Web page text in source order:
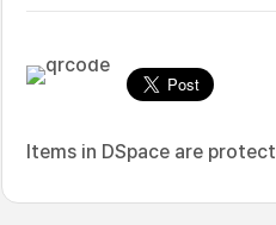
Items in DSpace are